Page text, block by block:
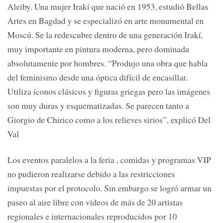
Aleiby. Una mujer Irakí que nació en 1953, estudió Bellas
Artes en Bagdad y se especializó en arte monumental en
Moscú. Se la redescubre dentro de una generación Irakí,
muy importante en pintura moderna, pero dominada
absolutamente por hombres. “Produjo una obra que habla
del feminismo desde una óptica difícil de encasillar.
Utiliza íconos clásicos y figuras griegas pero las imágenes
son muy duras y esquematizadas. Se parecen tanto a
Giorgio de Chirico como a los relieves sirios”, explicó Del
Val
Los eventos paralelos a la feria , comidas y programas VIP
no pudieron realizarse debido a las restricciones
impuestas por el protocolo. Sin embargo se logró armar un
paseo al aire libre con videos de más de 20 artistas
regionales e internacionales reproducidos por 10